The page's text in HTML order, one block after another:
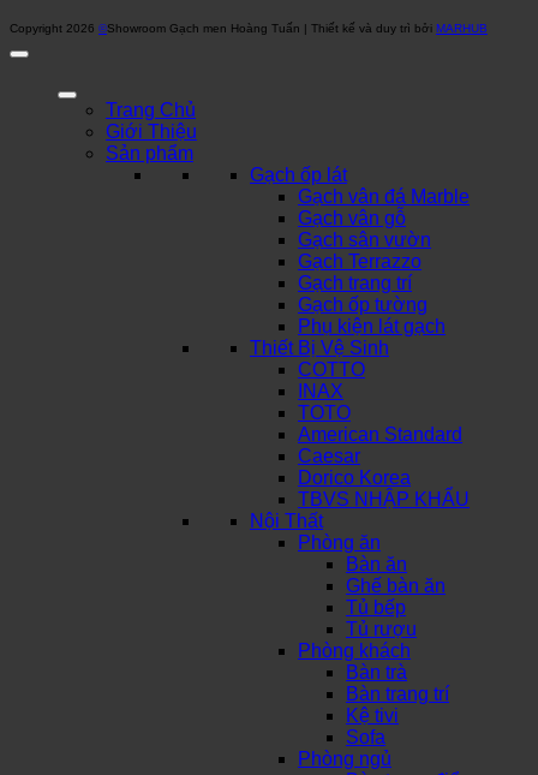
Copyright 2026 ©Showroom Gạch men Hoàng Tuấn | Thiết kế và duy trì bởi MARHUB
Trang Chủ
Giới Thiệu
Sản phẩm
Gạch ốp lát
Gạch vân đá Marble
Gạch vân gỗ
Gạch sân vườn
Gạch Terrazzo
Gạch trang trí
Gạch ốp tường
Phụ kiện lát gạch
Thiết Bị Vệ Sinh
COTTO
INAX
TOTO
American Standard
Caesar
Dorico Korea
TBVS NHẬP KHẨU
Nội Thất
Phòng ăn
Bàn ăn
Ghế bàn ăn
Tủ bếp
Tủ rượu
Phòng khách
Bàn trà
Bàn trang trí
Kệ tivi
Sofa
Phòng ngủ